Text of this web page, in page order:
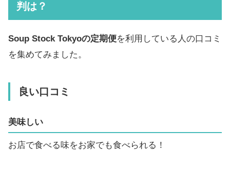
判は？
Soup Stock Tokyoの定期便を利用している人の口コミ
を集めてみました。
良い口コミ
美味しい
お店で食べる味をお家でも食べられる！